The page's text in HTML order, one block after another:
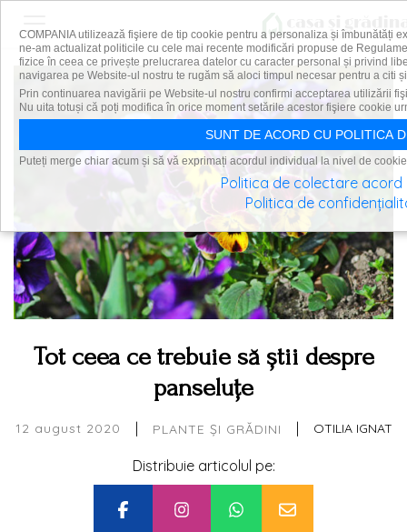
Tot ceea ce trebuie să știi despre
panseluțe
12 august 2020 | PLANTE ȘI GRĂDINI | OTILIA IGNAT
Distribuie articolul pe:
COMPANIA utilizează fişiere de tip cookie pentru a personaliza și îmbunătăți
ne-am actualizat politicile cu cele mai recente modificări propuse de
fizice în ceea ce privește prelucrarea datelor cu caracter personal și privind
navigarea pe Website-ul nostru te rugăm să aloci timpul necesar pentru a citi
Prin continuarea navigării pe Website-ul nostru confirmi acceptarea utilizării
Nu uita totuși că poți modifica în orice moment setările acestor fişiere cookie
SUNT DE ACORD CU POLITICA
Puteți merge chiar acum și să vă exprimați acordul individual la nivel de
Politica de colectare acord
Politica de